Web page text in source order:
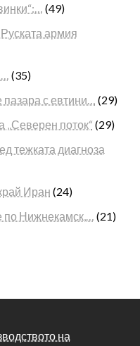
(49)
армия
(35)
с евтини… (29)
„Северен поток“ (29)
тежката диагноза
Иран (24)
по Нижнекамск,… (21)
на